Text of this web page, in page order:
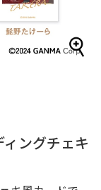
ィングチェキ